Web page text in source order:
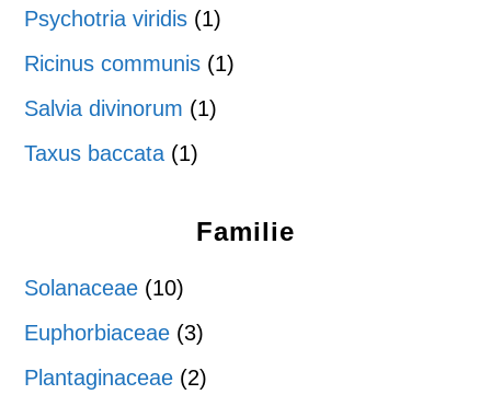
Psychotria viridis (1)
Ricinus communis (1)
Salvia divinorum (1)
Taxus baccata (1)
Familie
Solanaceae (10)
Euphorbiaceae (3)
Plantaginaceae (2)